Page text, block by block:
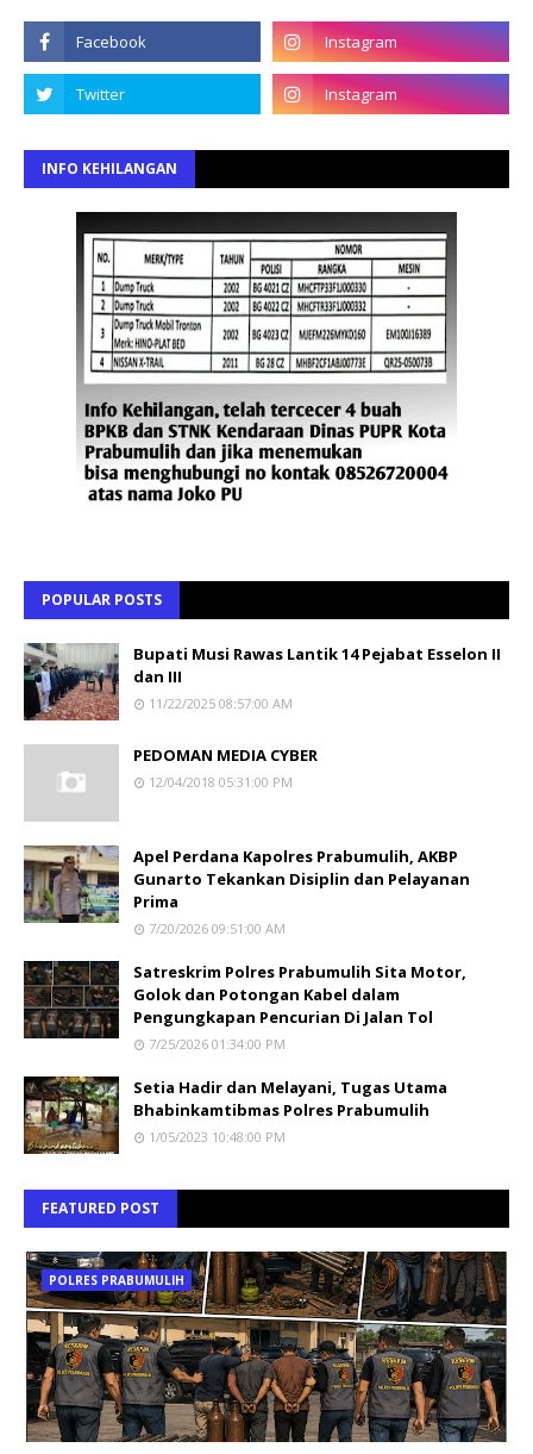
INFO KEHILANGAN
POPULAR POSTS
Bupati Musi Rawas Lantik 14 Pejabat Esselon II
dan III
11/22/2025 08:57:00 AM
PEDOMAN MEDIA CYBER
12/04/2018 05:31:00 PM
Apel Perdana Kapolres Prabumulih, AKBP
Gunarto Tekankan Disiplin dan Pelayanan
Prima
7/20/2026 09:51:00 AM
Satreskrim Polres Prabumulih Sita Motor,
Golok dan Potongan Kabel dalam
Pengungkapan Pencurian Di Jalan Tol
7/25/2026 01:34:00 PM
Setia Hadir dan Melayani, Tugas Utama
Bhabinkamtibmas Polres Prabumulih
1/05/2023 10:48:00 PM
FEATURED POST
POLRES PRABUMULIH